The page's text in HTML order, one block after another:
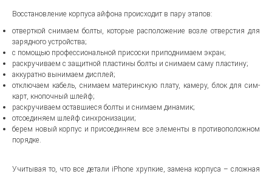
Восстановление корпуса айфона происходит в пару этапов:
отверткой снимаем болты, которые расположение возле отверстия для
зарядного устройства;
с помощью профессиональной присоски приподнимаем экран;
раскручиваем с защитной пластины болты и снимаем саму пластину;
аккуратно вынимаем дисплей;
отключаем кабель, снимаем материнскую плату, камеру, блок для сим-
карт, кнопочный шлейф;
раскручиваем оставшиеся болты и снимаем динамик;
отсоединяем шлейф синхронизации;
берем новый корпус и присоединяем все элементы в противоположном
порядке.
Учитывая то, что все детали iPhone хрупкие, замена корпуса – сложная